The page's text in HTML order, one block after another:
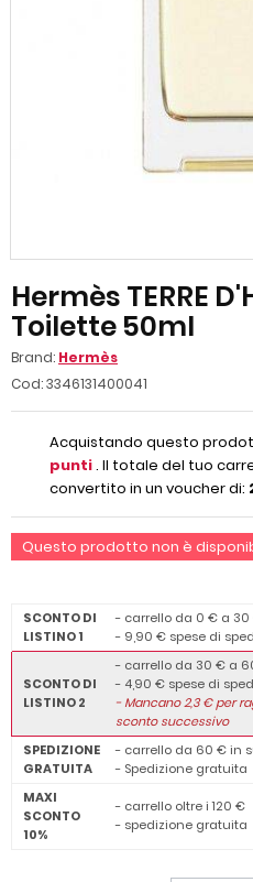
Hermès TERRE
Toilette 50ml
Brand: Hermès
Cod:3346131400041
Acquistando questo
punti. Il totale del tuo
convertito in un voucher di:
Questo prodotto non è
SCONTO DI
LISTINO 1
- carrello da 0 € a
- 9,90 € spese di
SCONTO DI
LISTINO 2
- carrello da 30 € a
- 4,90 € spese di
-Mancano2,3€ per
sconto successivo
SPEDIZIONE
GRATUITA
- carrello da 60 € in
- Spedizione gratuita
MAXI
SCONTO
10%
- carrello oltre i 120 €
- spedizione gratuita